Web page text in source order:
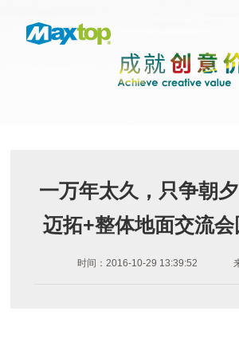
一万年太久，只争朝
迈拓+整体地面交流
时间：2016-10-29 13:39:52